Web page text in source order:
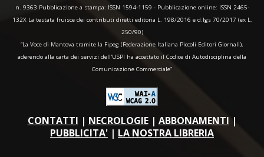
n. 9363 Pubblicazione a stampa: ISSN 1594-1159 - Pubblicazione online: ISSN 2465-
132X La testata fruisce dei contributi diretti editoria L. 198/2016 e d.lgs 70/2017 (ex L.
250/90)
“La Voce di Mantova tramite la Fipeg (Federazione Italiana Piccoli Editori Giornali),
aderendo alla carta dei servizi dell'USPI ha accettato il Codice di Autodisciplina della
Comunicazione Commerciale"
CONTATTI | NECROLOGIE| ABBONAMENTI |
PUBBLICITA' | LA NOSTRA LIBRERIA